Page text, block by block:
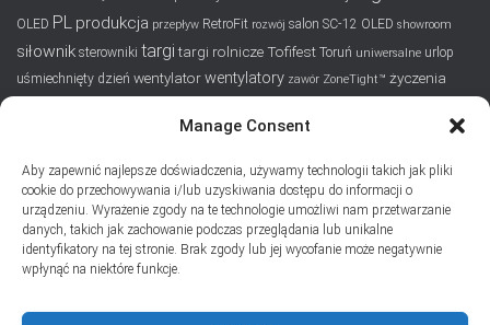
Manage Consent
Aby zapewnić najlepsze doświadczenia, używamy technologii takich jak pliki
cookie do przechowywania i/lub uzyskiwania dostępu do informacji o
urządzeniu. Wyrażenie zgody na te technologie umożliwi nam przetwarzanie
danych, takich jak zachowanie podczas przeglądania lub unikalne
identyfikatory na tej stronie. Brak zgody lub jej wycofanie może negatywnie
wpłynąć na niektóre funkcje.
OLED PL produkcja przepływ RetroFit rozwój salon SC-12 OLED showroom
siłownik sterowniki targi targi rolniczeTofifest Toruń uniwersalne urlop
uśmiechnięty dzień wentylatorwentylatory zawór ZoneTight™ życzenia
Dodaj swój adres e-mail, jeśli chciał(a)byś otrzymywać informacje
o nowych wpisach na blogu
Email